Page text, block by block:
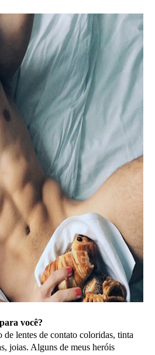
você?
de lentes de contato coloridas, tinta
joias. Alguns de meus heróis